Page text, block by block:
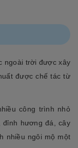
ngoài trời được xây
được chế tác từ
công trình nhỏ
đỉnh hương đá, cây
nhiều ngôi mộ một